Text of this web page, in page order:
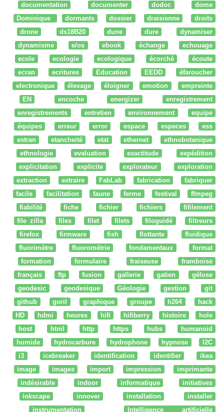
documentation
documenter dodoc
dome
Dominique
dormants dossier draisienne
droits
drone
ds18B20 dune dure
dynamiser
dynamisme
e/os ebook échange
echouage
ecole
ecologie ecologique écorché
écoute
ecran
ecritures Education EEDD
éfaroucher
electronique
élevage éloigner emotion
empreinte
EN
encoche energizer
enregistrement
enregistrements
entretien environnement
equipe
équipes
erreur error espace especes
ess
estran
etancheité etat ethernet
ethnobotanique
ethnologie
evaluation exactitude
expédition
explicitation
explicite explorateur
exploration
extraction
extraire FabLab fabrication
fabriquer
facile
facilitation faune ferme festival
ffmpeg
fiabilité
fiche fichier fichiers
fifilement
file zilla
files filet filets filoguidé
filtreurs
firefox
firmware fish flottante
fluidique
fluorimètre
fluorométrie fondamentaux
format
formation
formulaire fraiseuse
framboise
français
ftp fusion gallerie gatien
gélose
geodesic
geodesique Géologie gestion
git
github
goril graphique groupe h264
hack
HD
hdmi heures hifi hifiberry histoire
hole
host
html http https hubs
humanoid
humide
hydrocarbure hydrophone hypnose
I2C
i3
icebreaker identification identifier
ikea
image
images import impression
imprimante
indésirable
indoor informatique
initiatives
inkscape
innover installation
installer
instrumentation
Intelligence artificielle